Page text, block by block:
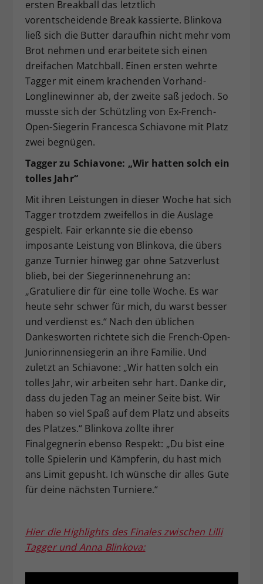
ersten Breakball das letztlich
vorentscheidende Break kassierte. Blinkova
ließ sich die Butter daraufhin nicht mehr vom
Brot nehmen und erarbeitete sich einen
dreifachen Matchball. Einen ersten wehrte
Tagger mit einem krachenden Vorhand-
Longlinewinner ab, der zweite saß jedoch. So
musste sich der Schützling von Ex-French-
Open-Siegerin Francesca Schiavone mit Platz
zwei begnügen.
Tagger zu Schiavone: „Wir hatten solch ein
tolles Jahr“
Mit ihren Leistungen in dieser Woche hat sich
Tagger trotzdem zweifellos in die Auslage
gespielt. Fair erkannte sie die ebenso
imposante Leistung von Blinkova, die übers
ganze Turnier hinweg gar ohne Satzverlust
blieb, bei der Siegerinnenehrung an:
„Gratuliere dir für eine tolle Woche. Es war
heute sehr schwer für mich, du warst besser
und verdienst es.“ Nach den üblichen
Dankesworten richtete sich die French-Open-
Juniorinnensiegerin an ihre Familie. Und
zuletzt an Schiavone: „Wir hatten solch ein
tolles Jahr, wir arbeiten sehr hart. Danke dir,
dass du jeden Tag an meiner Seite bist. Wir
haben so viel Spaß auf dem Platz und abseits
des Platzes.“ Blinkova zollte ihrer
Finalgegnerin ebenso Respekt: „Du bist eine
tolle Spielerin und Kämpferin, du hast mich
ans Limit gepusht. Ich wünsche dir alles Gute
für deine nächsten Turniere.“
Hier die Highlights des Finales zwischen Lilli
Tagger und Anna Blinkova: